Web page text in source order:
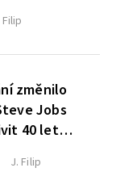
změnilo
Jobs
40 let
J. Filip